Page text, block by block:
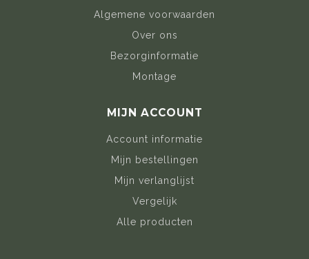
Algemene voorwaarden
Over ons
Bezorginformatie
Montage
MIJN ACCOUNT
Account informatie
Mijn bestellingen
Mijn verlanglijst
Vergelijk
Alle producten